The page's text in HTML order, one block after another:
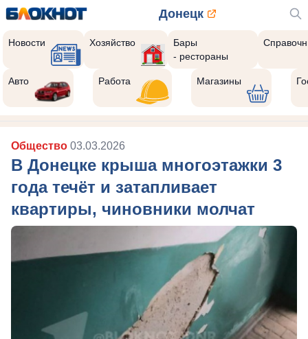
Донецк
Новости Хозяйство
Бары
- рестораны
Авто Работа Магазины
Общество 03.03.2026
В Донецке крыша многоэтажки 3
года течёт и затапливает
квартиры, чиновники молчат